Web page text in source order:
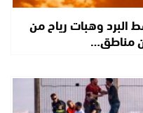
البرد وهبات رياح من
مناطق…